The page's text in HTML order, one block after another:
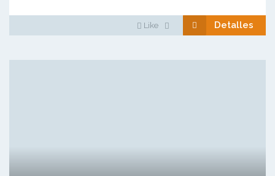
Like Detalles